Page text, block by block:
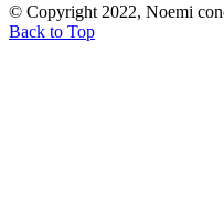
© Copyright 2022, Noemi
Back to Top